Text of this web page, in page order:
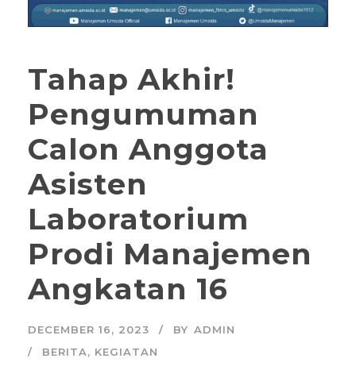
Tahap Akhir!
Pengumuman
Calon Anggota
Asisten
Laboratorium
Prodi Manajemen
Angkatan 16
DECEMBER 16, 2023 BY ADMIN
BERITA, KEGIATAN